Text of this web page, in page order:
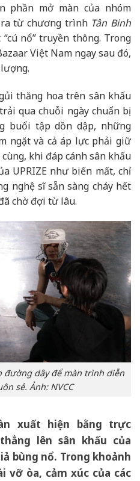
phần mở màn của nhóm
ra từ chương trình Tân Binh
nổ” truyền thông. Trong
Việt Nam ngay sau đó,
thăng hoa trên sân khấu
qua chuỗi ngày chuẩn bị
buổi tập dồn dập, những
ngặt và cả áp lực phải giữ
khi đáp cánh sân khấu
UPRIZE như biến mất, chỉ
nghệ sĩ sẵn sàng cháy hết
chờ đợi từ lâu.
đường dây để màn trình diễn
sẻ. Ảnh: NVCC
xuất hiện bằng trực
lên sân khấu của
bùng nổ. Trong khoảnh
vỡ òa, cảm xúc của các